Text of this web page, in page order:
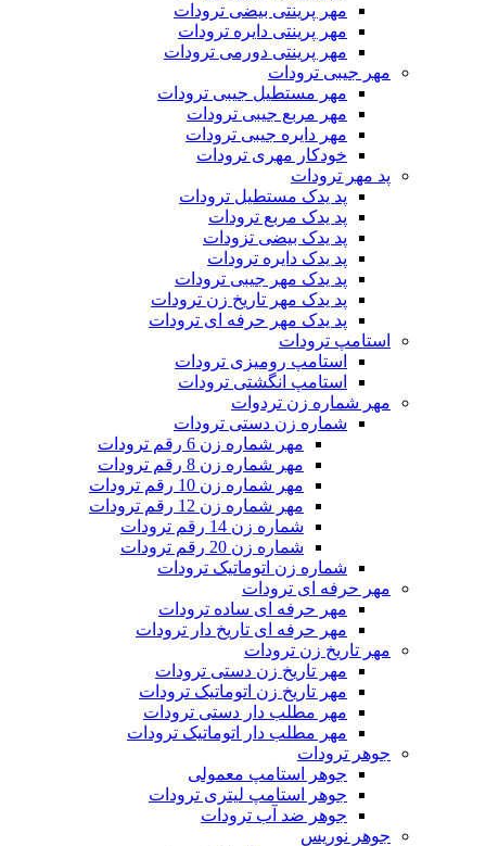
مهر پرینتی بیضی ترودات
مهر پرینتی دایره ترودات
مهر پرینتی دورمی ترودات
مهر جیبی ترودات
مهر مستطیل جیبی ترودات
مهر مربع جیبی ترودات
مهر دایره جیبی ترودات
خودکار مهری ترودات
پد مهر ترودات
پد یدک مستطیل ترودات
پد یدک مربع ترودات
پد یدک بیضی تزودات
پد یدک دایره ترودات
پد یدک مهر جیبی ترودات
پد یدک مهر تاریخ زن ترودات
پد یدک مهر حرفه ای ترودات
استامپ ترودات
استامپ رومیزی ترودات
استامپ انگشتی ترودات
مهر شماره زن تردوات
شماره زن دستی ترودات
مهر شماره زن 6 رقم ترودات
مهر شماره زن 8 رقم ترودات
مهر شماره زن 10 رقم ترودات
مهر شماره زن 12 رقم ترودات
شماره زن 14 رقم ترودات
شماره زن 20 رقم ترودات
شماره زن اتوماتیک ترودات
مهر حرفه ای ترودات
مهر حرفه ای ساده ترودات
مهر حرفه ای تاریخ دار ترودات
مهر تاریخ زن ترودات
مهر تاریخ زن دستی ترودات
مهر تاریخ زن اتوماتیک ترودات
مهر مطلب دار دستی ترودات
مهر مطلب دار اتوماتیک ترودات
جوهر ترودات
جوهر استامپ معمولی
جوهر استامپ لیتری ترودات
جوهر ضد آب ترودات
جوهر نوریس